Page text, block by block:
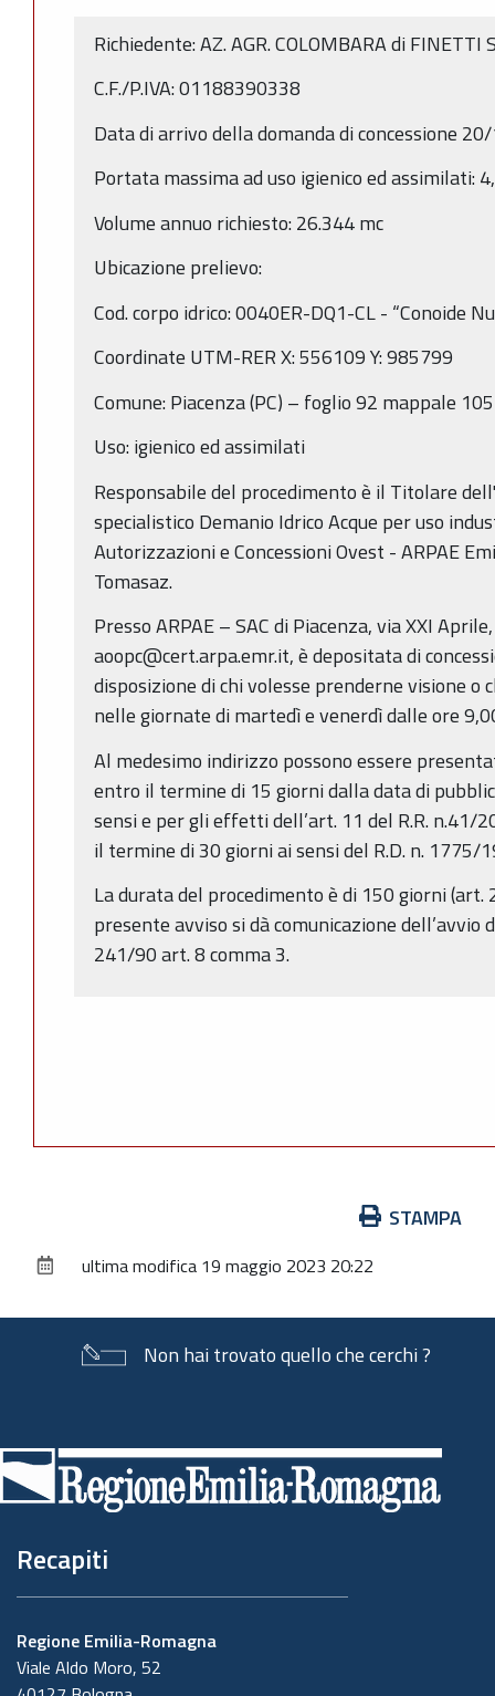
Richiedente: AZ. AGR. COLOMBARA di FINETTI
C.F./P.IVA: 01188390338
Data di arrivo della domanda di concessione
Portata massima ad uso igienico ed assimilati:
Volume annuo richiesto: 26.344 mc
Ubicazione prelievo:
Cod. corpo idrico: 0040ER-DQ1-CL - “Conoide
Coordinate UTM-RER X: 556109 Y: 985799
Comune: Piacenza (PC) – foglio 92 mappale 105
Uso: igienico ed assimilati
Responsabile del procedimento è il Titolare
specialistico Demanio Idrico Acque per uso
Autorizzazioni e Concessioni Ovest - ARPAE
Tomasaz.
Presso ARPAE – SAC di Piacenza, via XXI
aoopc@cert.arpa.emr.it, è depositata di
disposizione di chi volesse prenderne visione
nelle giornate di martedì e venerdì dalle ore
Al medesimo indirizzo possono essere
entro il termine di 15 giorni dalla data di
sensi e per gli effetti dell’art. 11 del R.R. n.41/
il termine di 30 giorni ai sensi del R.D. n. 1775/
La durata del procedimento è di 150 giorni (art.
presente avviso si dà comunicazione dell’avvio
241/90 art. 8 comma 3.
documento
STAMPA
ultima modifica 19 maggio 2023 20:22
Non hai trovato quello che cerchi ?
di
pagina
Recapiti
Regione Emilia-Romagna
Viale Aldo Moro, 52